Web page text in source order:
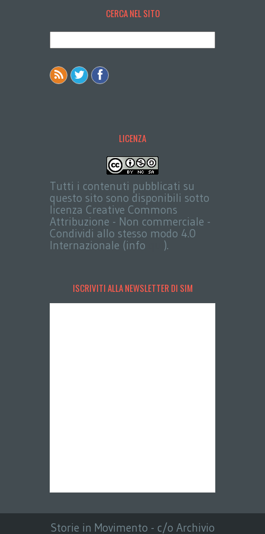
CERCA NEL SITO
LICENZA
Tutti i contenuti pubblicati su
questo sito sono disponibili sotto
licenza Creative Commons
Attribuzione - Non commerciale -
Condividi allo stesso modo 4.0
Internazionale (info
).
ISCRIVITI ALLA NEWSLETTER DI SIM
Storie in Movimento - c/o Archivio